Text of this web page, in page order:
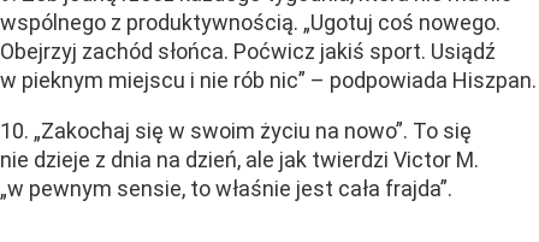
wspólnego z produktywnością. „Ugotuj coś nowego.
Obejrzyj zachód słońca. Poćwicz jakiś sport. Usiądź
w pieknym miejscu i nie rób nic” – podpowiada Hiszpan.
10. „Zakochaj się w swoim życiu na nowo”. To się
nie dzieje z dnia na dzień, ale jak twierdzi Victor M.
„w pewnym sensie, to właśnie jest cała frajda”.